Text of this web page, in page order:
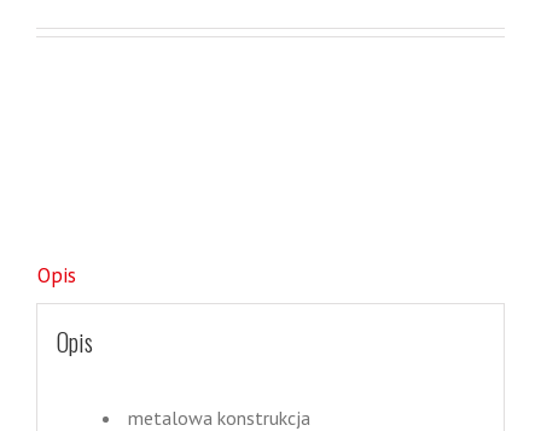
Opis
Opis
metalowa konstrukcja